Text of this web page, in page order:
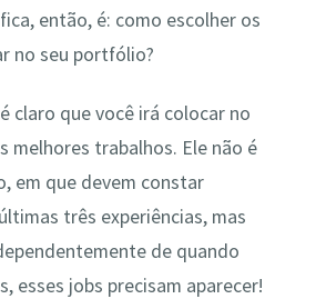
então, é: como escolher os
no seu portfólio?
claro que você irá colocar no
melhores trabalhos. Ele não é
em que devem constar
três experiências, mas
de quando
esses jobs precisam aparecer!